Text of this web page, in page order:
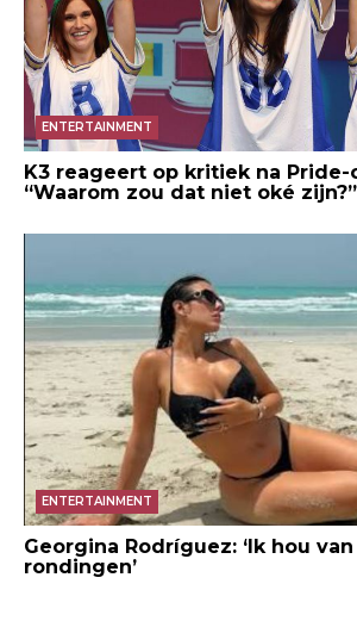
ENTERTAINMENT
K3 reageert op kritiek na
“Waarom zou dat niet oké zijn?”
ENTERTAINMENT
Georgina Rodríguez: ‘Ik hou
rondingen’